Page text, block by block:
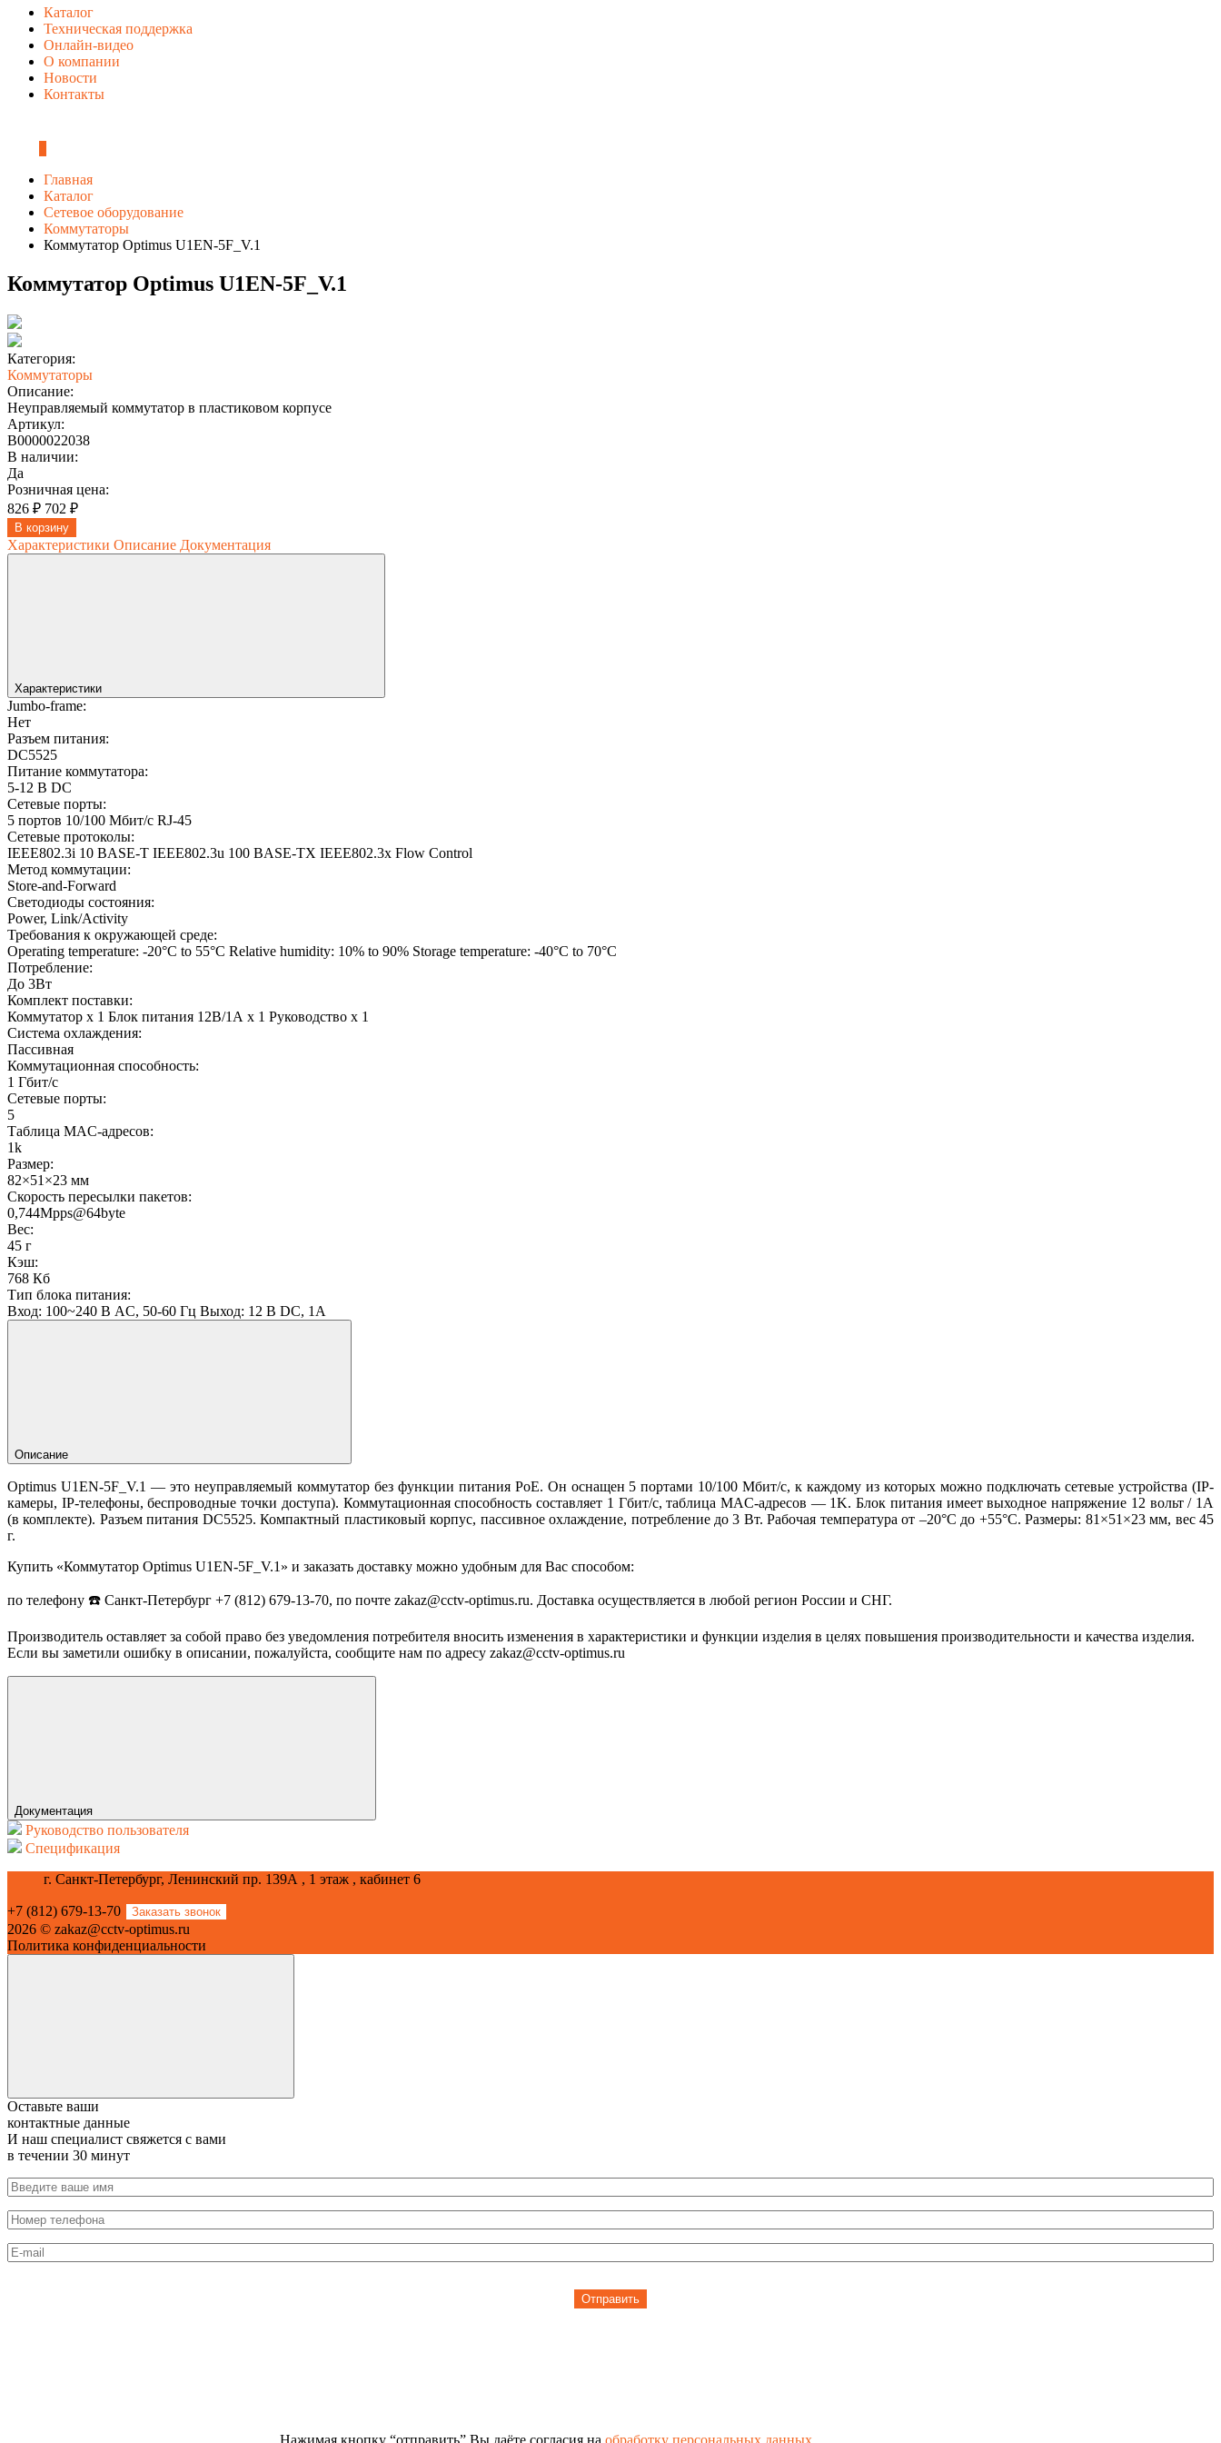
Каталог
Техническая поддержка
Онлайн-видео
О компании
Новости
Контакты
Главная
Каталог
Сетевое оборудование
Коммутаторы
Коммутатор Optimus U1EN-5F_V.1
Коммутатор Optimus U1EN-5F_V.1
Категория:
Коммутаторы
Описание:
Неуправляемый коммутатор в пластиковом корпусе
Артикул:
В0000022038
В наличии:
Да
Розничная цена:
826 ₽ 702 ₽
В корзину
Характеристики Описание Документация
Характеристики
Jumbo-frame:
Нет
Разъем питания:
DC5525
Питание коммутатора:
5-12 В DC
Сетевые порты:
5 портов 10/100 Мбит/с RJ-45
Сетевые протоколы:
IEEE802.3i 10 BASE-T IEEE802.3u 100 BASE-TX IEEE802.3x Flow Control
Метод коммутации:
Store-and-Forward
Светодиоды состояния:
Power, Link/Activity
Требования к окружающей среде:
Operating temperature: -20°C to 55°C Relative humidity: 10% to 90% Storage temperature: -40°C to 70°C
Потребление:
До 3Вт
Комплект поставки:
Коммутатор х 1 Блок питания 12В/1А х 1 Руководство х 1
Система охлаждения:
Пассивная
Коммутационная способность:
1 Гбит/с
Сетевые порты:
5
Таблица MAC-адресов:
1k
Размер:
82×51×23 мм
Скорость пересылки пакетов:
0,744Mpps@64byte
Вес:
45 г
Кэш:
768 Кб
Тип блока питания:
Вход: 100~240 В AC, 50-60 Гц Выход: 12 В DC, 1А
Описание
Optimus U1EN-5F_V.1 — это неуправляемый коммутатор без функции питания PoE. Он оснащен 5 портами 10/100 Мбит/с, к каждому из которых можно подключать сетевые устройства (IP-
камеры, IP-телефоны, беспроводные точки доступа). Коммутационная способность составляет 1 Гбит/с, таблица MAC-адресов — 1K. Блок питания имеет выходное напряжение 12 вольт / 1А
(в комплекте). Разъем питания DC5525. Компактный пластиковый корпус, пассивное охлаждение, потребление до 3 Вт. Рабочая температура от –20°C до +55°C. Размеры: 81×51×23 мм, вес 45
г.
Купить «Коммутатор Optimus U1EN-5F_V.1» и заказать доставку можно удобным для Вас способом:
по телефону ☎️ Санкт-Петербург +7 (812) 679-13-70, по почте zakaz@cctv-optimus.ru. Доставка осуществляется в любой регион России и СНГ.
Производитель оставляет за собой право без уведомления потребителя вносить изменения в характеристики и функции изделия в целях повышения производительности и качества изделия.
Если вы заметили ошибку в описании, пожалуйста, сообщите нам по адресу zakaz@cctv-optimus.ru
Документация
Руководство пользователя
Спецификация
г. Санкт-Петербург, Ленинский пр. 139А , 1 этаж , кабинет 6
+7 (812) 679-13-70 Заказать звонок
2026 © zakaz@cctv-optimus.ru
Политика конфиденциальности
Оставьте ваши
контактные данные
И наш специалист свяжется с вами
в течении 30 минут
Отправить
Нажимая кнопку “отправить” Вы даёте согласия на обработку персональных данных